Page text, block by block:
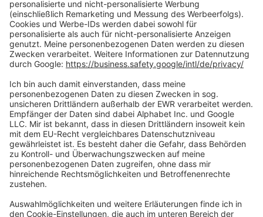
Zahlungsarten
Social Media
Oft Gesucht
Rund um die Prüfung